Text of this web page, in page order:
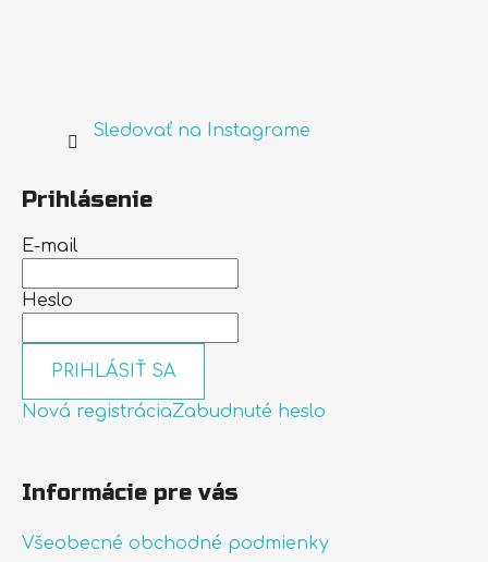
Sledovať na Instagrame
Prihlásenie
E-mail
Heslo
PRIHLÁSIŤ SA
Nová registráciaZabudnuté heslo
Informácie pre vás
Všeobecné obchodné podmienky